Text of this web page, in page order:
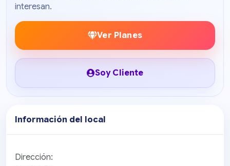
interesan.
Ver Planes
Soy Cliente
Información del local
Dirección: